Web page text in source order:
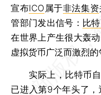
宣布ICO 属于非法集资
管部门发出信号： 比
在世界上产生很大轰
虚拟货币广泛而激烈的
实际上，比特币自
已进入第9个年头了